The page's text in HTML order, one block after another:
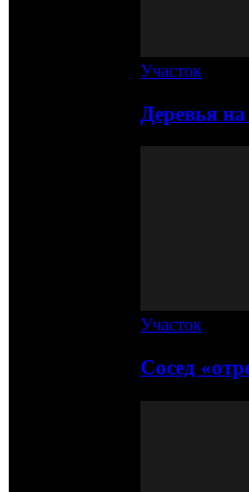
Участок
Деревья
Участок
Сосед